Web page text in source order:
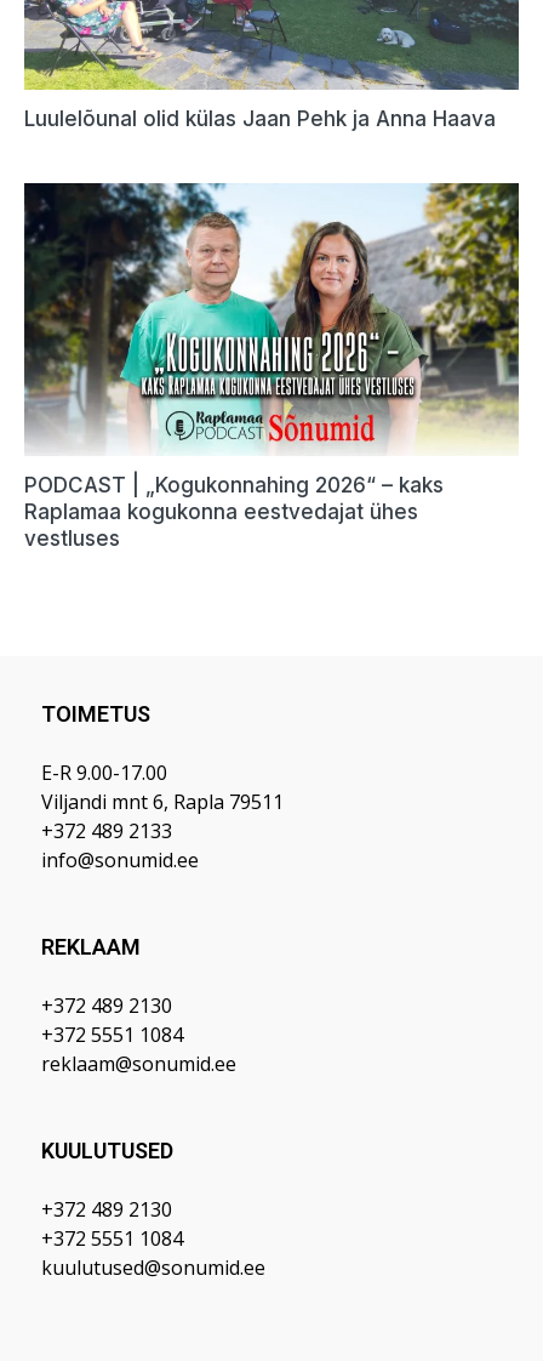
TOIMETUS
E-R 9.00-17.00
Viljandi mnt 6, Rapla 79511
+372 489 2133
info@sonumid.ee
REKLAAM
+372 489 2130
+372 5551 1084
reklaam@sonumid.ee
KUULUTUSED
+372 489 2130
+372 5551 1084
kuulutused@sonumid.ee